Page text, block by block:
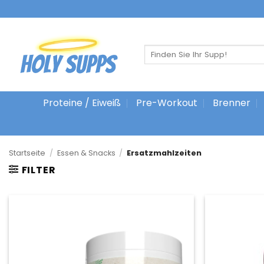
Inhalt
Suche
Proteine / Eiweiß Pre-Workout Brenner
Startseite / Essen & Snacks / Ersatzmahlzeiten
FILTER